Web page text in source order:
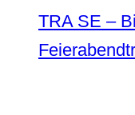
TRA SE –